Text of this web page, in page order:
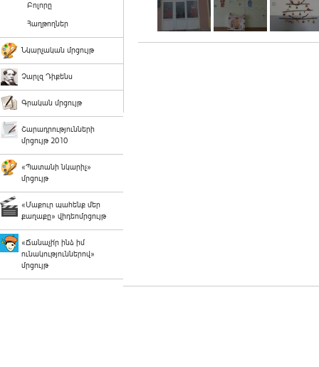
Բոլորը
Հաղթողներ
Նկարչական մրցույթ
Չարլզ Դիքենս
Գրական մրցույթ
Շարադրությունների
մրցույթ 2010
«Պատանի նկարիչ»
մրցույթ
«Մաքուր պահենք մեր
քաղաքը» վիդեոմրցույթ
«Ճանաչի՛ր ինձ իմ
ունակություններով»
մրցույթ